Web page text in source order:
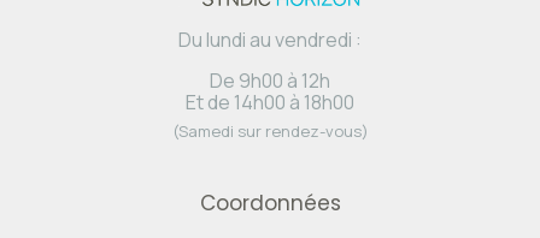
Du lundi au vendredi :
De 9h00 à 12h
Et de 14h00 à 18h00
(Samedi sur rendez-vous)
Coordonnées